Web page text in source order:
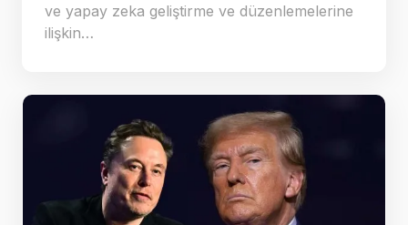
ve yapay zeka geliştirme ve düzenlemelerine
ilişkin…